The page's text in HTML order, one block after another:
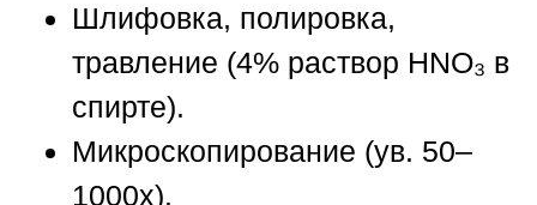
Шлифовка, полировка,
травление (4% раствор HNO₃ в
спирте).
Микроскопирование (ув. 50–
1000х).